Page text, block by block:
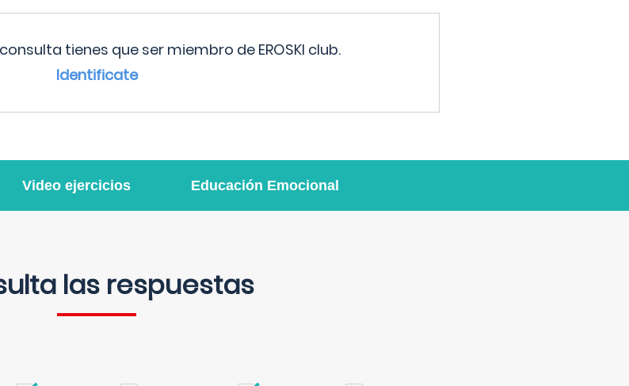
tienes que ser miembro de EROSKI club.
Identificate
Video ejercicios Educación Emocional
las respuestas